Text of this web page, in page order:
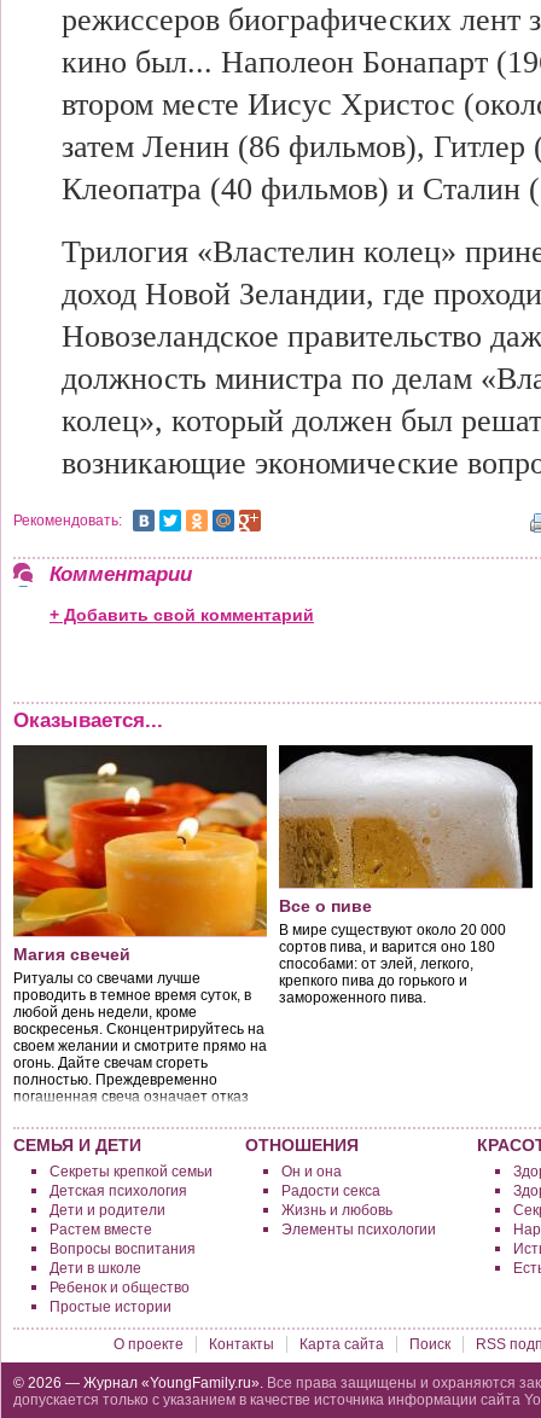
режиссеров биографических лент
кино был... Наполеон Бонапарт
втором месте Иисус Христос
затем Ленин (86 фильмов), Гитлер
Клеопатра (40 фильмов) и Сталин
Трилогия «Властелин колец»
доход Новой Зеландии, где
Новозеландское правительство
должность министра по делам
колец», который должен был
возникающие экономические
Рекомендовать:
Комментарии
+ Добавить свой комментарий
Оказывается...
Магия свечей
Ритуалы со свечами лучше
проводить в темное время суток, в
любой день недели, кроме
воскресенья. Сконцентрируйтесь на
своем желании и смотрите прямо на
огонь. Дайте свечам сгореть
полностью. Преждевременно
погашенная свеча означает отказ
Все о пиве
В мире существуют около 20 000
сортов пива, и варится оно 180
способами: от элей, легкого,
крепкого пива до горького и
замороженного пива.
СЕМЬЯ И ДЕТИ
Секреты крепкой семьи
Детская психология
Дети и родители
Растем вместе
Вопросы воспитания
Дети в школе
Ребенок и общество
Простые истории
ОТНОШЕНИЯ
Он и она
Радости секса
Жизнь и любовь
Элементы психологии
О проекте Контакты Карта сайта Поиск RSS
© 2026 — Журнал «YoungFamily.ru». Все права защищены и охраняются
допускается только с указанием в качестве источника информации сайта